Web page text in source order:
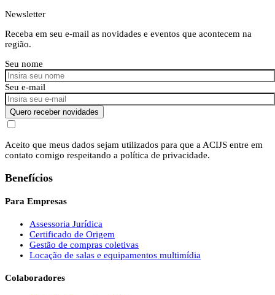
Newsletter
Receba em seu e-mail as novidades e eventos que acontecem na
região.
Seu nome
Seu e-mail
Quero receber novidades
Aceito que meus dados sejam utilizados para que a ACIJS entre em
contato comigo respeitando a política de privacidade.
Benefícios
Para Empresas
Assessoria Jurídica
Certificado de Origem
Gestão de compras coletivas
Locação de salas e equipamentos multimídia
Colaboradores